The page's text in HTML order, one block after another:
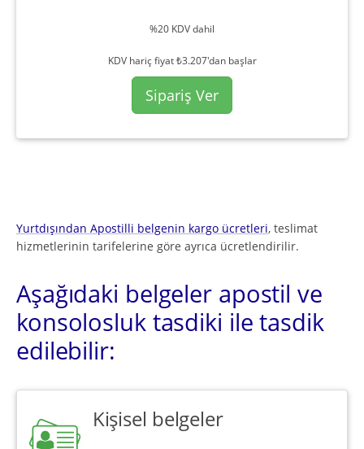
%20 KDV dahil
KDV hariç fiyat ₺3.207'dan başlar
Sipariş Ver
Yurtdışından Apostilli belgenin kargo ücretleri, teslimat
hizmetlerinin tarifelerine göre ayrıca ücretlendirilir.
Aşağıdaki belgeler apostil ve
konsolosluk tasdiki ile tasdik
edilebilir:
Kişisel belgeler